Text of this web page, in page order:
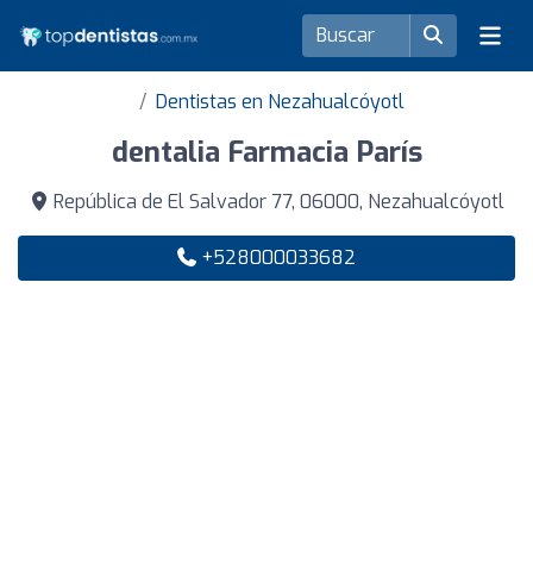
Dentistas en Nezahualcóyotl
dentalia Farmacia París
República de El Salvador 77, 06000, Nezahualcóyotl
+528000033682